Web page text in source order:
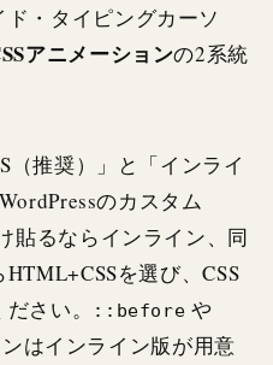
・タイピングカーソ
アニメーションの2系統
（推奨）」と「インライ
のカスタム
貼るならインライン、同
を選び、CSS
さい。
::before や
はインライン版が用意